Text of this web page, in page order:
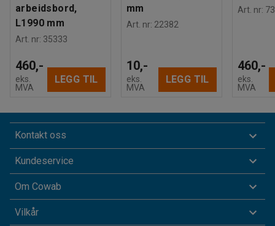
arbeidsbord,
L1990 mm
Art. nr: 35333
460,-
eks.
MVA
LEGG TIL
mm
Art. nr: 22382
10,-
eks.
MVA
LEGG TIL
Art. nr:
460,-
eks.
MVA
Kontakt oss
Kundeservice
Om Cowab
Vilkår